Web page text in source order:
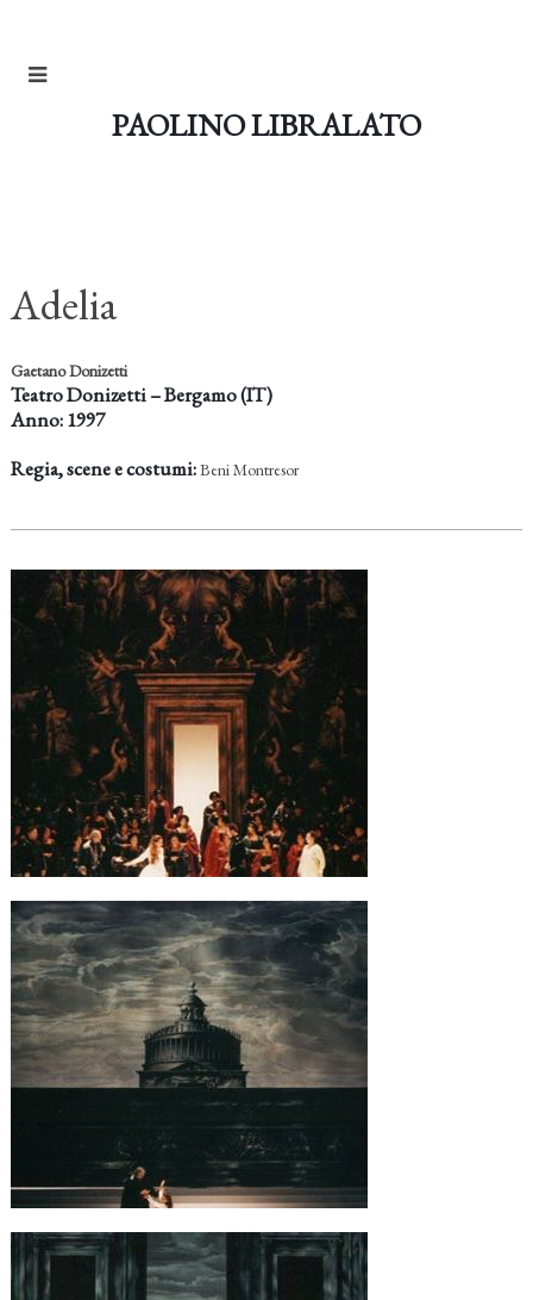
PAOLINO LIBRALATO
Adelia
Gaetano Donizetti
Teatro Donizetti – Bergamo (IT)
Anno: 1997
Regia, scene e costumi:Beni Montresor